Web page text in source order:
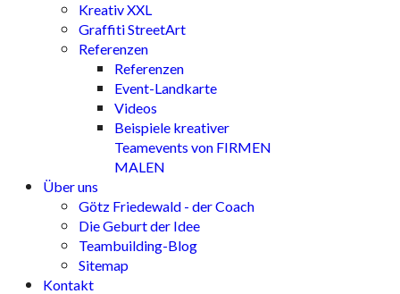
Kreativ XXL
Graffiti StreetArt
Referenzen
Referenzen
Event-Landkarte
Videos
Beispiele kreativer
Teamevents von FIRMEN
MALEN
Über uns
Götz Friedewald - der Coach
Die Geburt der Idee
Teambuilding-Blog
Sitemap
Kontakt